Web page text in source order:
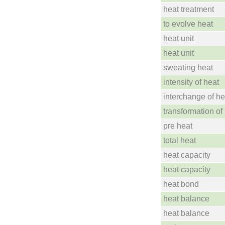
heat treatment
to evolve heat
heat unit
heat unit
sweating heat
intensity of heat
interchange of
transformation of
pre heat
total heat
heat capacity
heat capacity
heat bond
heat balance
heat balance